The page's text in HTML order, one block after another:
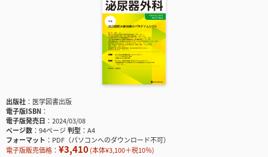
出版社
医学図書出版
電子版ISBN
電子版発売日
2024/03/08
ページ数
94ページ判型
A4
フォーマット
PDF（パソコンへのダウンロード不可）
電子版販売価格： ¥3,410(本体¥3,100＋税10％)